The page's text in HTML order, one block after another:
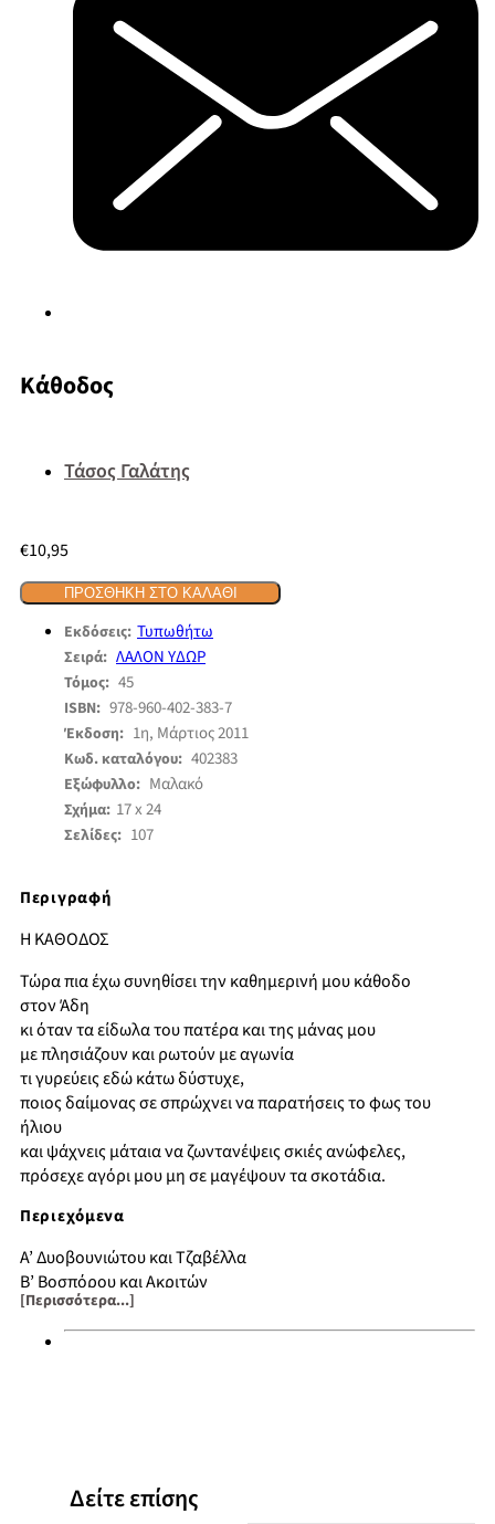
Κάθοδος
Τάσος Γαλάτης
€10,95
ΠΡΟΣΘΉΚΗ ΣΤΟ ΚΑΛΆΘΙ
Εκδόσεις: Τυπωθήτω
Σειρά: ΛΑΛΟΝ ΥΔΩΡ
Τόμος: 45
ISBN: 978-960-402-383-7
Έκδοση: 1η, Μάρτιος 2011
Κωδ. καταλόγου: 402383
Εξώφυλλο: Μαλακό
Σχήμα: 17 x 24
Σελίδες: 107
Περιγραφή
Η ΚΑΘΟΔΟΣ
Τώρα πια έχω συνηθίσει την καθημερινή μου κάθοδο
στον Άδη
κι όταν τα είδωλα του πατέρα και της μάνας μου
με πλησιάζουν και ρωτούν με αγωνία
τι γυρεύεις εδώ κάτω δύστυχε,
ποιος δαίμονας σε σπρώχνει να παρατήσεις το φως του
ήλιου
και ψάχνεις μάταια να ζωντανέψεις σκιές ανώφελες,
πρόσεχε αγόρι μου μη σε μαγέψουν τα σκοτάδια.
Περιεχόμενα
Α’ Δυοβουνιώτου και Τζαβέλλα
Β’ Βοσπόρου και Ακριτών
Γ’ Οι ουτοπίες
Δ’ Τα σκοτάδια
[Περισσότερα...]
Δείτε επίσης